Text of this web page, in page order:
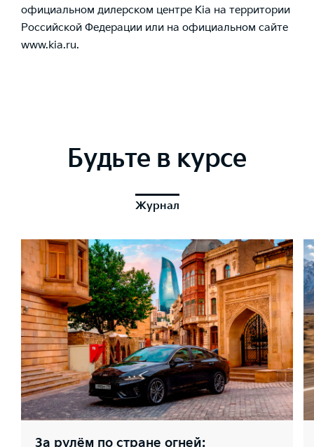
официальном дилерском центре Kia на территории
Российской Федерации или на официальном сайте
www.kia.ru.
Будьте в курсе
Журнал
За рулём по стране огней: